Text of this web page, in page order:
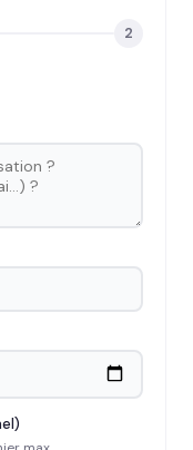
2